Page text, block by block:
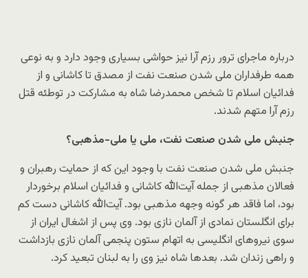
درباره ماجرای ترور رزم آرا نیز حواشی بسیاری وجود دارد و به نوعی
همه طرفداران ملی شدن صنعت نفت از مصدق تا کاشانی و از
فدائیان اسلام تا شخص محمدرضا شاه به مشارکت در توطئه قتل
رزم آرا متهم شدند.
جنبش ملی شدن صنعت نفت، ملی یا ملی-مذهبی؟
جنبش ملی شدن صنعت نفت با وجود این که از حمایت رهبران و
فعالان مذهبی از جمله آیت‌الله کاشانی و فدائیان اسلام برخوردار
بود، اما فاقد هر گونه وجهه مذهبی بود. آیت‌الله کاشانی دست کم
برای انگلستان نمادی از آلمان نازی بود. وی پس از اشغال ایران از
سوی نیروهای انگلیسی به اتهام ستون پنجمی آلمان نازی بازداشت
و راهی زندان شد. بعدها شاه نیز وی را به لبنان تبعید کرد.